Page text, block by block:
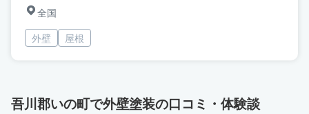
全国
外壁
屋根
吾川郡いの町で外壁塗装の口コミ・体験談